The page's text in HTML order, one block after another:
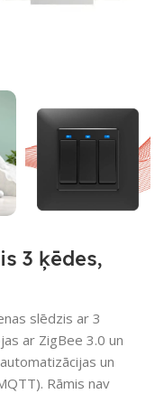
3 ķēdes,
slēdzis ar 3
ar ZigBee 3.0 un
un
Rāmis nav